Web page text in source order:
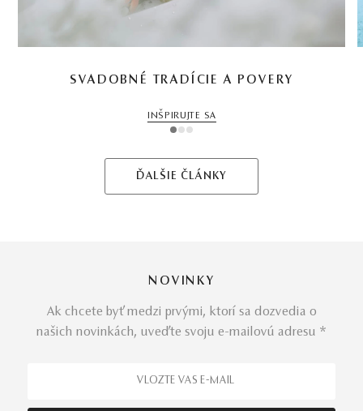
SVADOBNÉ TRADÍCIE A POVERY
INŠPIRUJTE SA
1 2 3
ĎALŠIE ČLÁNKY
NOVINKY
Ak chcete byť medzi prvými, ktorí sa dozvedia o
našich novinkách, uveďte svoju e-mailovú adresu *